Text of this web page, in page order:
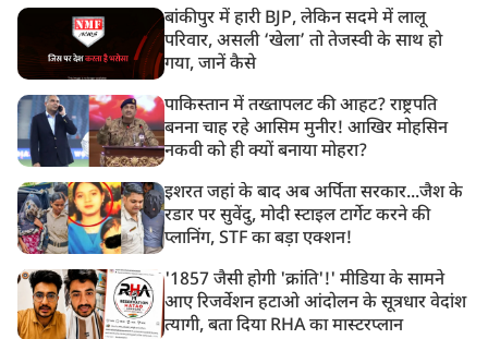
बांकीपुर में हारी BJP, लेकिन सदमे में लालू
परिवार, असली ‘खेला’ तो तेजस्वी के साथ हो
गया, जानें कैसे
पाकिस्तान में तख्तापलट की आहट? राष्ट्रपति
बनना चाह रहे आसिम मुनीर! आखिर मोहसिन
नकवी को ही क्यों बनाया मोहरा?
इशरत जहां के बाद अब अर्पिता सरकार...जैश के
रडार पर सुवेंदु, मोदी स्टाइल टार्गेट करने की
प्लानिंग, STF का बड़ा एक्शन!
'1857 जैसी होगी 'क्रांति'!' मीडिया के सामने
आए रिजर्वेशन हटाओ आंदोलन के सूत्रधार वेदांश
त्यागी, बता दिया RHA का मास्टरप्लान